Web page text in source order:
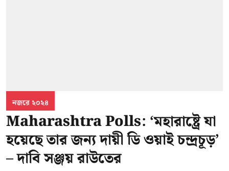
নজরে ২০২৪
Maharashtra Polls: ‘মহারাষ্ট্রে যা
হয়েছে তার জন্য দায়ী ডি ওয়াই চন্দ্রচূড়’
– দাবি সঞ্জয় রাউতের